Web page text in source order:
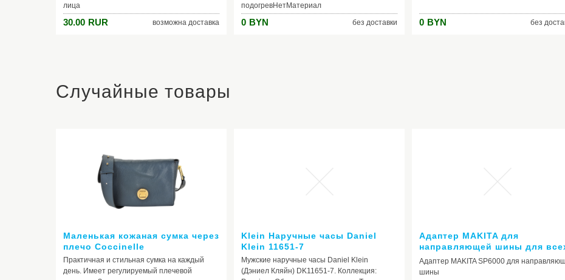
лица
30.00 RUR возможна доставка
подогревНетМатериал
колбыстеклоМатериал
корпусапластикЗакрытиепробкаРучкаДаДля
0 BYN без доставки
для толканияДа складнаяПолозьяДа
плоскиеМатериал
0 BYN без
Случайные товары
Маленькая кожаная сумка через
плечо Coccinelle
Практичная и стильная сумка на каждый
день. Имеет регулируемый плечевой
Klein Наручные часы Daniel
Klein 11651-7
Мужские наручные часы Daniel Klein
(Дэниел Кляйн) DK11651-7. Коллекция:
Адаптер MAKITA для
направляющей шины для
фрезеров RP0910-2301, 3612
Адаптер MAKITA SP6000 для
шины